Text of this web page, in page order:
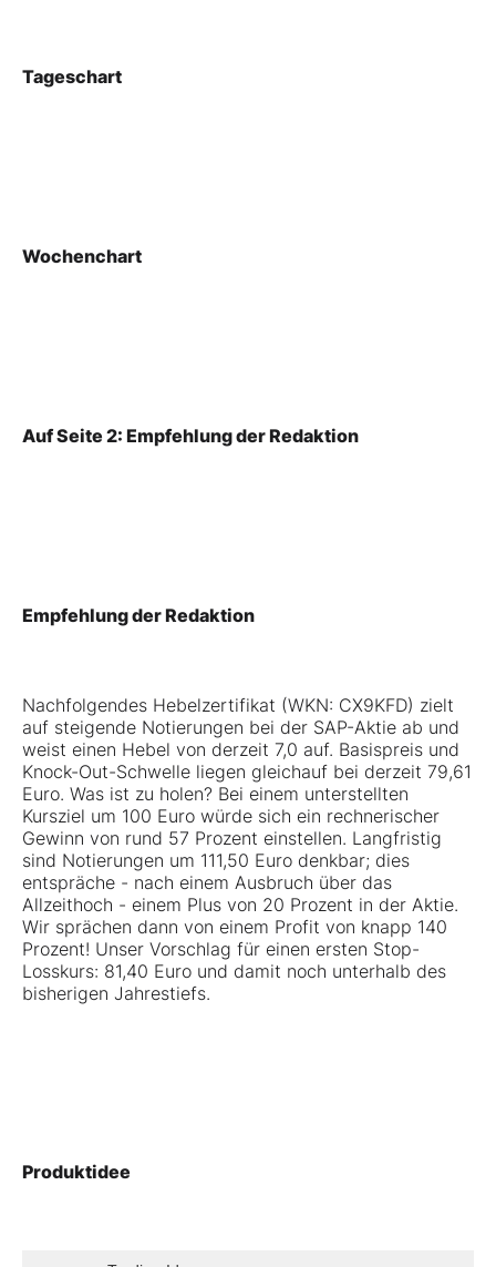
Tageschart
Wochenchart
Auf Seite 2: Empfehlung der Redaktion
Empfehlung der Redaktion
Nachfolgendes Hebelzertifikat (WKN: CX9KFD) zielt
auf steigende Notierungen bei der SAP-Aktie ab und
weist einen Hebel von derzeit 7,0 auf. Basispreis und
Knock-Out-Schwelle liegen gleichauf bei derzeit 79,61
Euro. Was ist zu holen? Bei einem unterstellten
Kursziel um 100 Euro würde sich ein rechnerischer
Gewinn von rund 57 Prozent einstellen. Langfristig
sind Notierungen um 111,50 Euro denkbar; dies
entspräche - nach einem Ausbruch über das
Allzeithoch - einem Plus von 20 Prozent in der Aktie.
Wir sprächen dann von einem Profit von knapp 140
Prozent! Unser Vorschlag für einen ersten Stop-
Losskurs: 81,40 Euro und damit noch unterhalb des
bisherigen Jahrestiefs.
Produktidee